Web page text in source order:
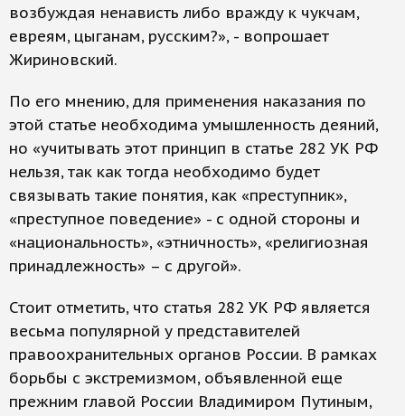
возбуждая ненависть либо вражду к чукчам,
евреям, цыганам, русским?», - вопрошает
Жириновский.
По его мнению, для применения наказания по
этой статье необходима умышленность деяний,
но «учитывать этот принцип в статье 282 УК РФ
нельзя, так как тогда необходимо будет
связывать такие понятия, как «преступник»,
«преступное поведение» - с одной стороны и
«национальность», «этничность», «религиозная
принадлежность» – с другой».
Стоит отметить, что статья 282 УК РФ является
весьма популярной у представителей
правоохранительных органов России. В рамках
борьбы с экстремизмом, объявленной еще
прежним главой России Владимиром Путиным,